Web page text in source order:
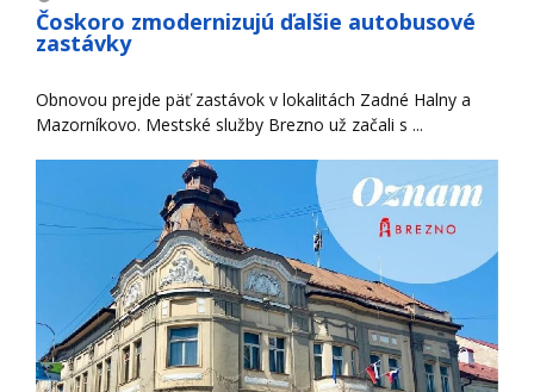
Čoskoro zmodernizujú ďalšie autobusové
zastávky
Obnovou prejde päť zastávok v lokalitách Zadné Halny a
Mazorníkovo. Mestské služby Brezno už začali s ...